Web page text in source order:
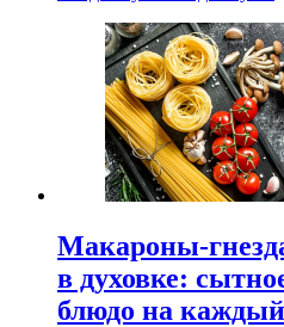
Макароны-
в духовке:
блюдо на